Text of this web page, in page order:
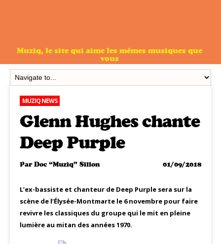
Muziq, le site qui aime les mêmes musiques que
vous
MUZIQ NEWS
Glenn Hughes chante
Deep Purple
ParDoc “Muziq” Sillon 01/09/2018
L’ex-bassiste et chanteur de Deep Purple sera sur la
scène de l’Élysée-Montmarte le 6 novembre pour faire
revivre les classiques du groupe qui le mit en pleine
lumière au mitan des années 1970.